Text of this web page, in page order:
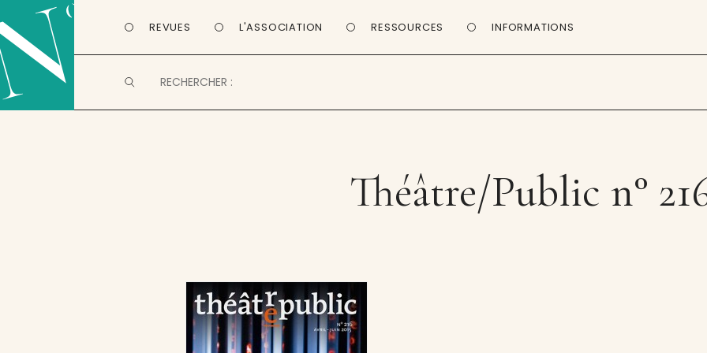
REVUES L'ASSOCIATION RESSOURCES INFORMATIONS
Théâtre/Public n°